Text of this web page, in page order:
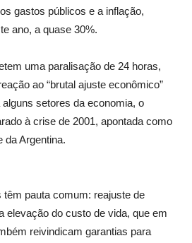
gastos públicos e a inflação,
ano, a quase 30%.
uma paralisação de 24 horas,
ao “brutal ajuste econômico”
setores da economia, o
à crise de 2001, apontada como
da Argentina.
pauta comum: reajuste de
elevação do custo de vida, que em
reivindicam garantias para